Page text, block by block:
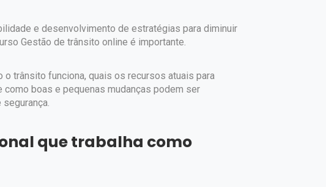
e desenvolvimento de estratégias para diminuir
Gestão de trânsito online é importante.
o trânsito funciona, quais os recursos atuais para
boas e pequenas mudanças podem ser
que trabalha como